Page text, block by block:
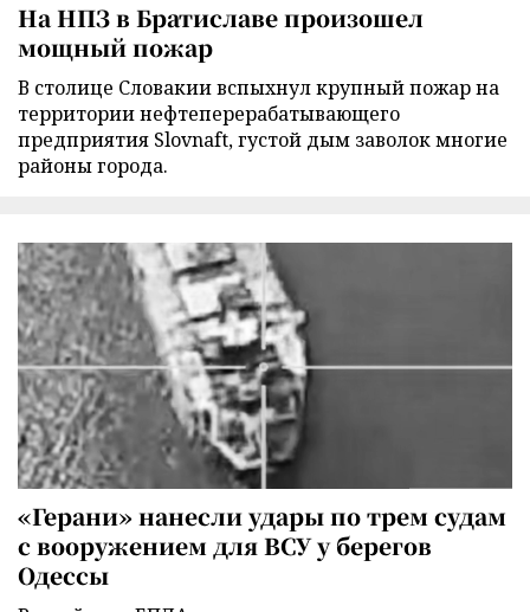
На НПЗ в Братиславе произошел
мощный пожар
В столице Словакии вспыхнул крупный пожар на
территории нефтеперерабатывающего
предприятия Slovnaft, густой дым заволок многие
районы города.
«Герани» нанесли удары по трем судам
с вооружением для ВСУ у берегов
Одессы